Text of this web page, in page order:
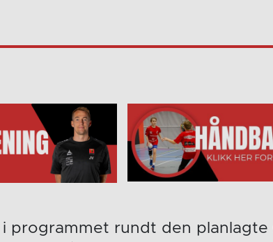
programmet rundt den planlagte